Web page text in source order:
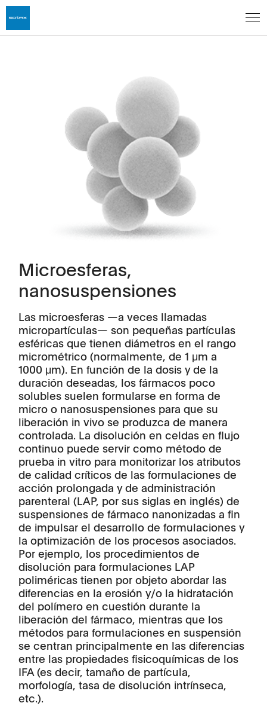
Microesferas,
nanosuspensiones
Las microesferas —a veces llamadas
micropartículas— son pequeñas partículas
esféricas que tienen diámetros en el rango
micrométrico (normalmente, de 1 μm a
1000 μm). En función de la dosis y de la
duración deseadas, los fármacos poco
solubles suelen formularse en forma de
micro o nanosuspensiones para que su
liberación in vivo se produzca de manera
controlada. La disolución en celdas en flujo
continuo puede servir como método de
prueba in vitro para monitorizar los atributos
de calidad críticos de las formulaciones de
acción prolongada y de administración
parenteral (LAP, por sus siglas en inglés) de
suspensiones de fármaco nanonizadas a fin
de impulsar el desarrollo de formulaciones y
la optimización de los procesos asociados.
Por ejemplo, los procedimientos de
disolución para formulaciones LAP
poliméricas tienen por objeto abordar las
diferencias en la erosión y/o la hidratación
del polímero en cuestión durante la
liberación del fármaco, mientras que los
métodos para formulaciones en suspensión
se centran principalmente en las diferencias
entre las propiedades fisicoquímicas de los
IFA (es decir, tamaño de partícula,
morfología, tasa de disolución intrínseca,
etc.).